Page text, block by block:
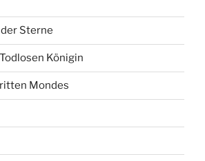
Sterne
Königin
Mondes